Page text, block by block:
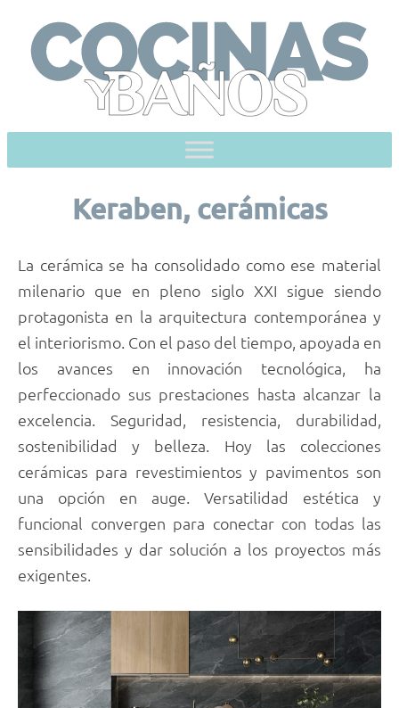
content
Keraben, cerámicas
La cerámica se ha consolidado como ese material
milenario que en pleno siglo XXI sigue siendo
protagonista en la arquitectura contemporánea y
el interiorismo. Con el paso del tiempo, apoyada en
los avances en innovación tecnológica, ha
perfeccionado sus prestaciones hasta alcanzar la
excelencia. Seguridad, resistencia, durabilidad,
sostenibilidad y belleza. Hoy las colecciones
cerámicas para revestimientos y pavimentos son
una opción en auge. Versatilidad estética y
funcional convergen para conectar con todas las
sensibilidades y dar solución a los proyectos más
exigentes.